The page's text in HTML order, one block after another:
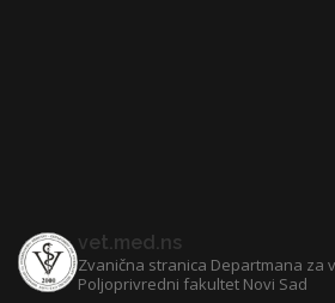
vet.med.ns
Zvanična stranica Departmana za
Poljoprivredni fakultet Novi Sad